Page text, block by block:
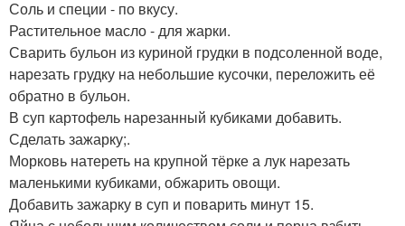
Соль и специи - по вкусу.
Растительное масло - для жарки.
Сварить бульон из куриной грудки в подсоленной воде,
нарезать грудку на небольшие кусочки, переложить её
обратно в бульон.
В суп картофель нарезанный кубиками добавить.
Сделать зажарку;.
Морковь натереть на крупной тёрке а лук нарезать
маленькими кубиками, обжарить овощи.
Добавить зажарку в суп и поварить минут 15.